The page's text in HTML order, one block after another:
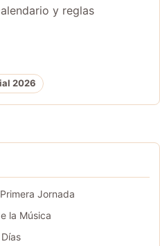
Jornada
la Música
y reglas
2026